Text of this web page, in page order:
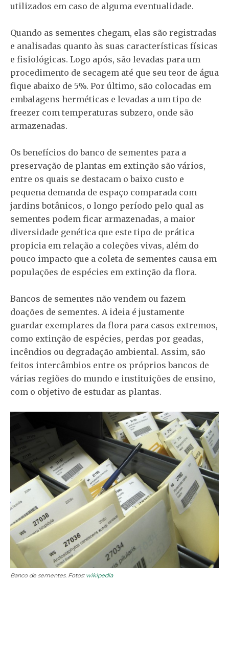
utilizados em caso de alguma eventualidade.
Quando as sementes chegam, elas são registradas
e analisadas quanto às suas características físicas
e fisiológicas. Logo após, são levadas para um
procedimento de secagem até que seu teor de água
fique abaixo de 5%. Por último, são colocadas em
embalagens herméticas e levadas a um tipo de
freezer com temperaturas subzero, onde são
armazenadas.
Os benefícios do banco de sementes para a
preservação de plantas em extinção são vários,
entre os quais se destacam o baixo custo e
pequena demanda de espaço comparada com
jardins botânicos, o longo período pelo qual as
sementes podem ficar armazenadas, a maior
diversidade genética que este tipo de prática
propicia em relação a coleções vivas, além do
pouco impacto que a coleta de sementes causa em
populações de espécies em extinção da flora.
Bancos de sementes não vendem ou fazem
doações de sementes. A ideia é justamente
guardar exemplares da flora para casos extremos,
como extinção de espécies, perdas por geadas,
incêndios ou degradação ambiental. Assim, são
feitos intercâmbios entre os próprios bancos de
várias regiões do mundo e instituições de ensino,
com o objetivo de estudar as plantas.
Banco de sementes. Fotos: wikipedia